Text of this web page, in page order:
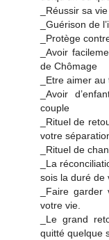
_Réussir sa
_Guérison de
_Protège
_Avoir
de Chômage
_Etre aimer
_Avoir
couple
_Rituel de
votre
_Rituel de
_La
sois la duré de
_Faire
votre vie.
_Le grand
quitté quelque